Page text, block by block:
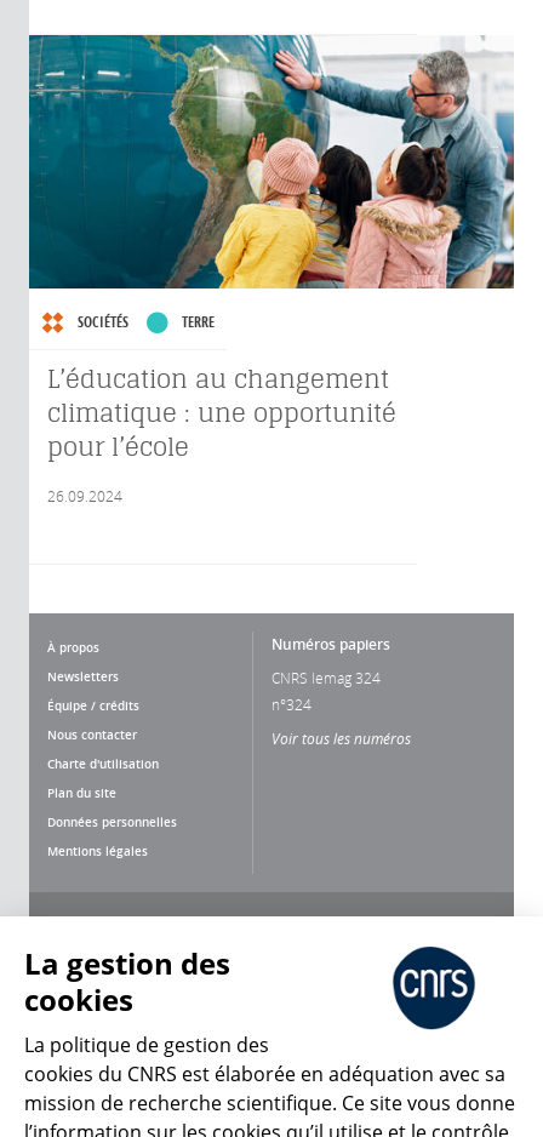
SOCIÉTÉS TERRE
L’éducation au changement
climatique : une opportunité
pour l’école
26.09.2024
À propos
Newsletters
Équipe / crédits
Nous contacter
Charte d'utilisation
Plan du site
Données personnelles
Mentions légales
Numéros papiers
CNRS lemag 324
n°324
Voir tous les numéros
CNRS Le Mag
La gestion des
cookies
La politique de gestion des
cookies du CNRS est élaborée en adéquation avec sa
mission de recherche scientifique. Ce site vous donne